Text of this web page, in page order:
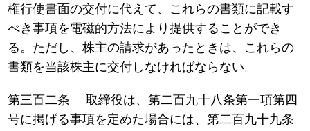
権行使書面の交付に代えて、これらの書類に記載す
べき事項を電磁的方法により提供することができ
る。ただし、株主の請求があったときは、これらの
書類を当該株主に交付しなければならない。
第三百二条 取締役は、第二百九十八条第一項第四
号に掲げる事項を定めた場合には、第二百九十九条